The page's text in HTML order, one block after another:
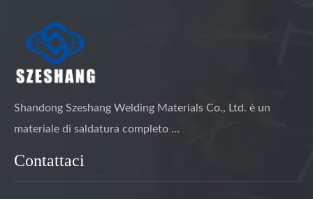
Shandong Szeshang Welding Materials Co., Ltd. è un
materiale di saldatura completo ...
Contattaci